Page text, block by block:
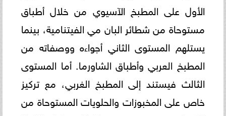
الأول على المطبخ الآسيوي من خلال أطباق
مستوحاة من شطائر البان مي الفيتنامية، بينما
يستلهم المستوى الثاني أجواءه ووصفاته من
المطبخ العربي وأطباق الشاورما. أما المستوى
الثالث فيستند إلى المطبخ الغربي، مع تركيز
خاص على المخبوزات والحلويات المستوحاة من